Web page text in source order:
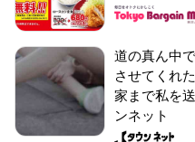
道の真ん中
させてくれ
家まで私を
ンネット